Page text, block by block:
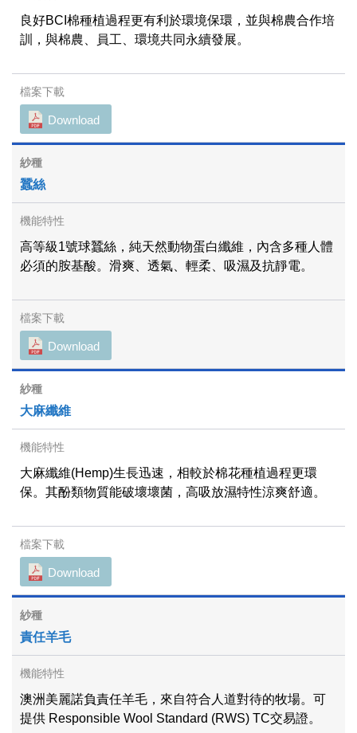
良好BCI棉種植過程更有利於環境保環，並與棉農合作培
訓，與棉農、員工、環境共同永續發展。
Download
蠶絲
高等級1號球蠶絲，純天然動物蛋白纖維，內含多種人體
必須的胺基酸。滑爽、透氣、輕柔、吸濕及抗靜電。
Download
大麻纖維
大麻纖維(Hemp)生長迅速，相較於棉花種植過程更環
保。其酚類物質能破壞壞菌，高吸放濕特性涼爽舒適。
Download
責任羊毛
澳洲美麗諾負責任羊毛，來自符合人道對待的牧場。可
提供 Responsible Wool Standard (RWS) TC交易證。